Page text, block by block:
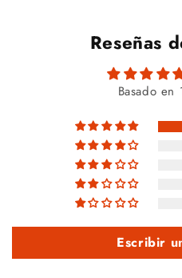
Reseñas
Basado en
Escribir